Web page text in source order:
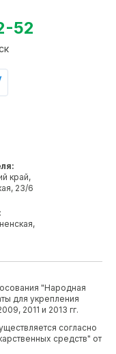
край,
23/6
52
"Народная
для укрепления
2011 и 2013 гг.
согласно
средств" от